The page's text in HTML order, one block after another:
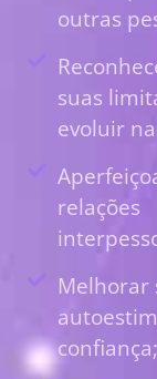
outras
suas
evoluir
relações
Melhorar
confiança;